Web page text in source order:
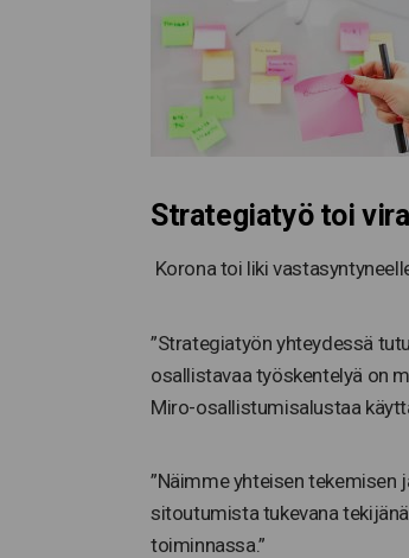
Strategiatyö toi
Korona toi liki
”Strategiatyön yhteydessä
osallistavaa työskentelyä on
Miro-osallistumisalustaa
”Näimme yhteisen
sitoutumista tukevana
toiminnassa.”